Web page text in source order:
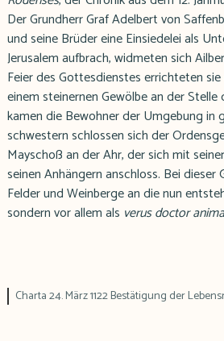
Der Grundherr Graf Adelbert von
und seine Brüder eine Einsiedelei als
Jerusalem aufbrach, widmeten sich
Feier des Gottesdienstes errichteten
einem steinernen Gewölbe an der
kamen die Bewohner der Umgebung
schwestern schlossen sich der
Mayschoß an der Ahr, der sich mit
seinen Anhängern anschloss. Bei
Felder und Weinberge an die nun
sondern vor allem als verus doctor
Charta 24. März 1122 Bestätigung der